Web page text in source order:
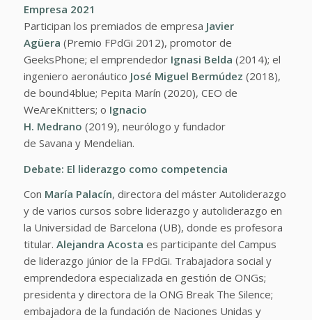
Empresa 2021
Participan los premiados de empresa Javier
Agüera (Premio FPdGi 2012), promotor de
GeeksPhone; el emprendedor Ignasi Belda (2014); el
ingeniero aeronáutico José Miguel Bermúdez (2018),
de bound4blue; Pepita Marín (2020), CEO de
WeAreKnitters; o Ignacio
H. Medrano (2019), neurólogo y fundador
de Savana y Mendelian.
Debate: El liderazgo como competencia
Con María Palacín, directora del máster Autoliderazgo
y de varios cursos sobre liderazgo y autoliderazgo en
la Universidad de Barcelona (UB), donde es profesora
titular. Alejandra Acosta es participante del Campus
de liderazgo júnior de la FPdGi. Trabajadora social y
emprendedora especializada en gestión de ONGs;
presidenta y directora de la ONG Break The Silence;
embajadora de la fundación de Naciones Unidas y